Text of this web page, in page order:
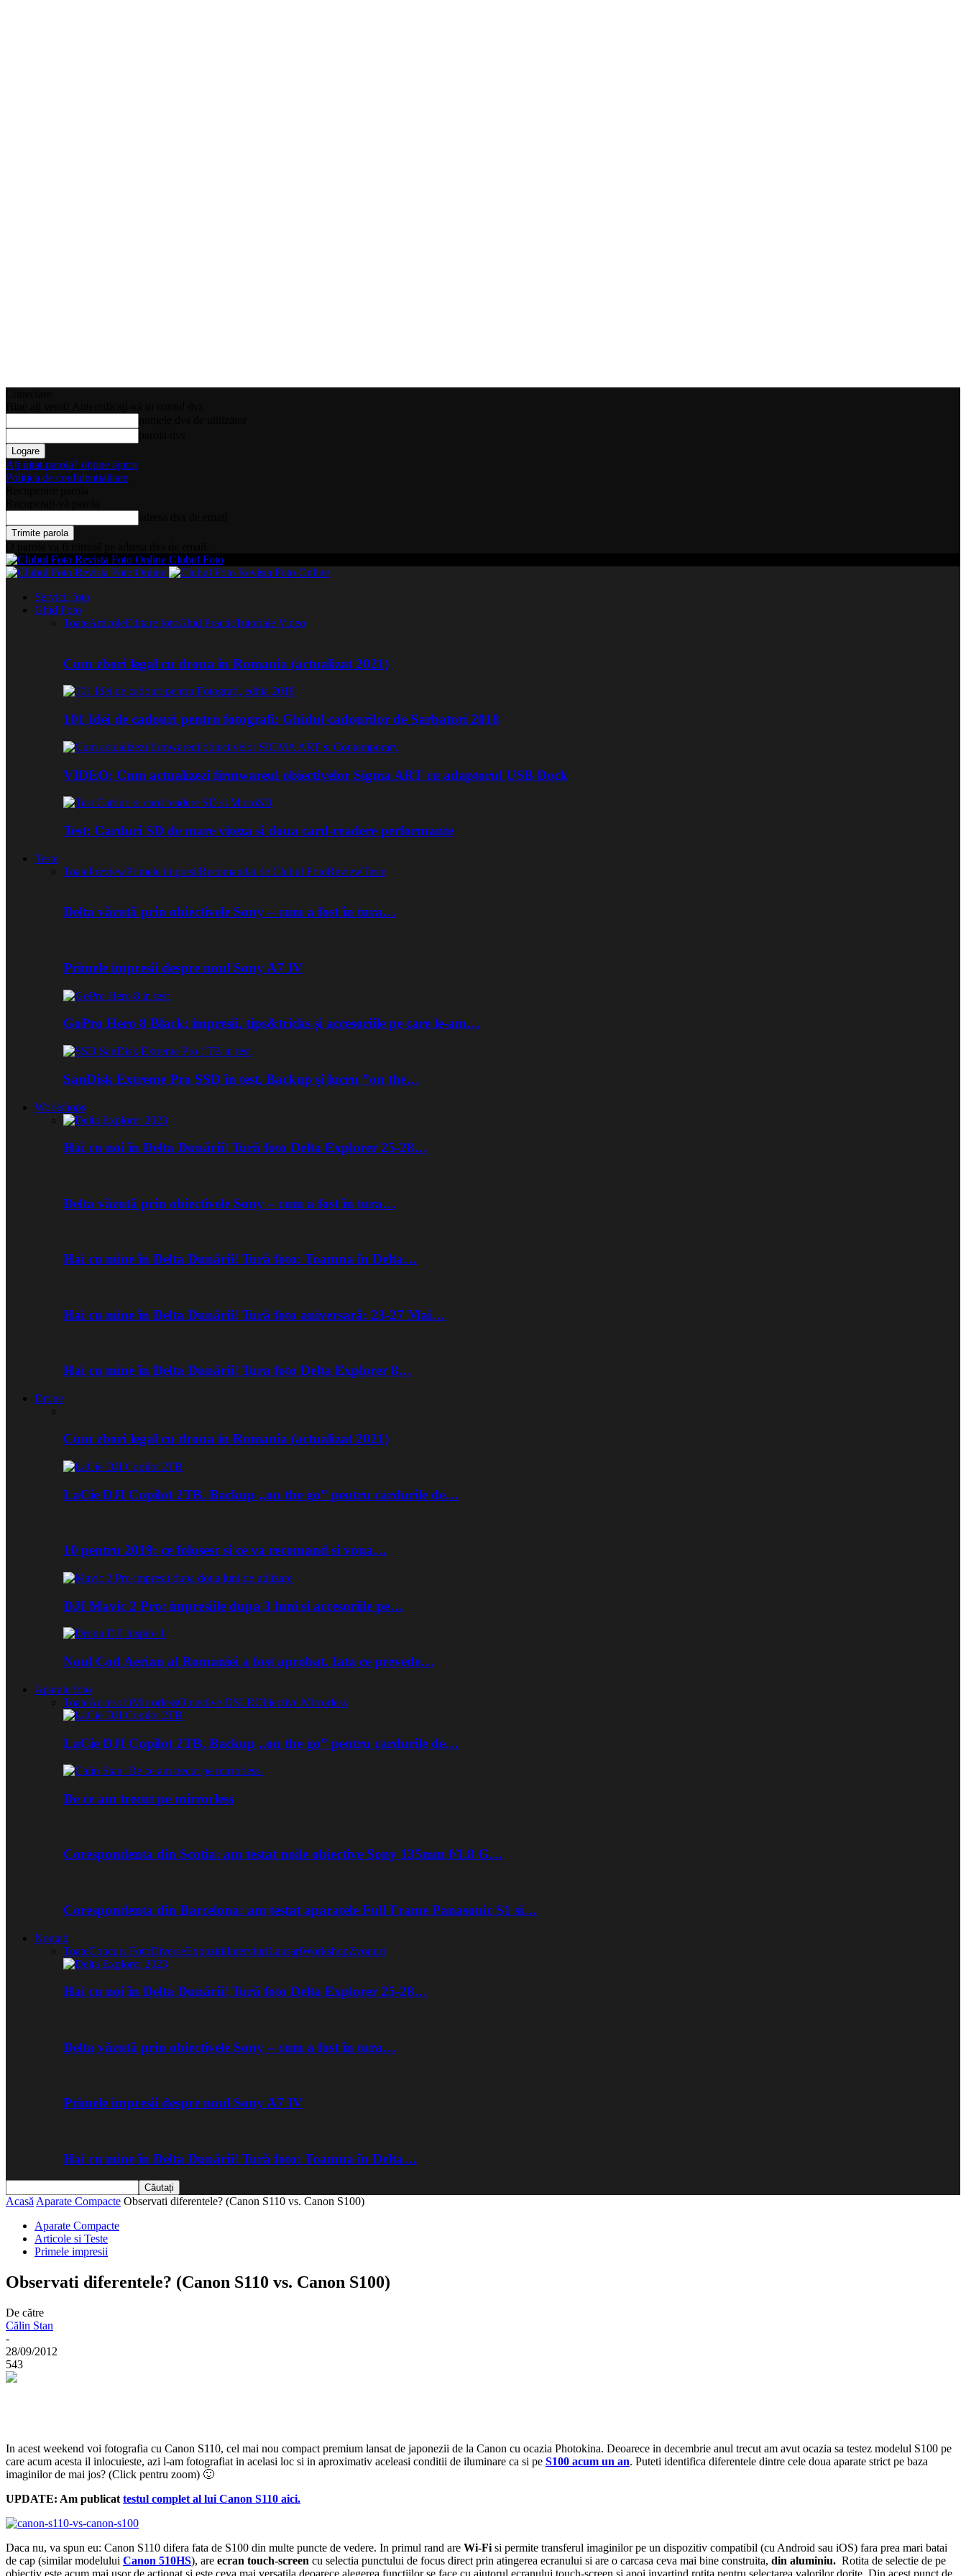
Ați uitat parola? obține ajutor
Politica de confidentialitate
Clubul Foto
Servicii foto
Ghid Foto
ToateArticoleEditare fotoGhid PracticTutoriale Video
Cum zbori legal cu drona in Romania (actualizat 2021)
101 Idei de cadouri pentru fotografi: Ghidul cadourilor de Sarbatori 2018
VIDEO: Cum actualizezi firmwareul obiectivelor Sigma ART cu adaptorul USB Dock
Test: Carduri SD de mare viteza si doua card-readere performante
Teste
ToatePreviewPrimele impresiiRecomandat de Clubul FotoReviewTeste
Delta văzută prin obiectivele Sony – cum a fost în tura…
Primele impresii despre noul Sony A7 IV
GoPro Hero 8 Black: impresii, tips&tricks și accesoriile pe care le-am…
SanDisk Extreme Pro SSD în test. Backup și lucru ”on the…
Workshops
Hai cu noi în Delta Dunării! Tură foto Delta Explorer 25-28…
Delta văzută prin obiectivele Sony – cum a fost în tura…
Hai cu mine în Delta Dunării! Tură foto: Toamna în Delta…
Hai cu mine în Delta Dunării! Tură foto aniversară: 23-27 Mai…
Hai cu mine în Delta Dunării! Tura foto Delta Explorer 8…
Drone
Cum zbori legal cu drona in Romania (actualizat 2021)
LaCie DJI Copilot 2TB. Backup „on the go” pentru cardurile de…
10 pentru 2019: ce folosesc si ce va recomand si voua…
DJI Mavic 2 Pro: impresiile dupa 3 luni si accesoriile pe…
Noul Cod Aerian al Romaniei a fost aprobat. Iata ce prevede…
Aparate foto
ToateAccesoriiMirrorlessObiective DSLRObiective Mirrorless
LaCie DJI Copilot 2TB. Backup „on the go” pentru cardurile de…
De ce am trecut pe mirrorless
Corespondenta din Scotia: am testat noile obiective Sony 135mm f/1.8 G…
Corespondenta din Barcelona: am testat aparatele Full Frame Panasonic S1 si…
Noutati
ToateConcurs FotoDiverseExpozitiiInterviuriLansariWorkshopZvonuri
Hai cu noi în Delta Dunării! Tură foto Delta Explorer 25-28…
Delta văzută prin obiectivele Sony – cum a fost în tura…
Primele impresii despre noul Sony A7 IV
Hai cu mine în Delta Dunării! Tură foto: Toamna în Delta…
Acasă Aparate Compacte Observati diferentele? (Canon S110 vs. Canon S100)
Aparate Compacte
Articole si Teste
Primele impresii
Observati diferentele? (Canon S110 vs. Canon S100)
De către
Călin Stan
-
28/09/2012
543
In acest weekend voi fotografia cu Canon S110, cel mai nou compact premium lansat de japonezii de la Canon cu ocazia Photokina. Deoarece in decembrie anul trecut am avut ocazia sa testez modelul S100 pe
care acum acesta il inlocuieste, azi l-am fotografiat in acelasi loc si in aproximativ aceleasi conditii de iluminare ca si pe S100 acum un an. Puteti identifica diferentele dintre cele doua aparate strict pe baza
imaginilor de mai jos? (Click pentru zoom) 🙂
UPDATE: Am publicat testul complet al lui Canon S110 aici.
Daca nu, va spun eu: Canon S110 difera fata de S100 din multe puncte de vedere. In primul rand are Wi-Fi si permite transferul imaginilor pe un dispozitiv compatibil (cu Android sau iOS) fara prea mari batai
de cap (similar modelului Canon 510HS), are ecran touch-screen cu selectia punctului de focus direct prin atingerea ecranului si are o carcasa ceva mai bine construita, din aluminiu. Rotita de selectie de pe